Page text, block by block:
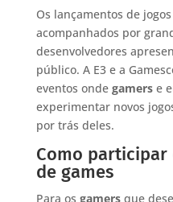
Os lançamentos de
acompanhados por
desenvolvedores
público. A E3 e a
eventos onde gamerse
experimentar novos
por trás deles.
Como
de games
Para os gamersque